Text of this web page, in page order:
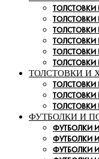
ТОЛСТОВКИ
ТОЛСТОВКИ
ТОЛСТОВКИ
ТОЛСТОВКИ
ТОЛСТОВКИ
ТОЛСТОВКИ
ТОЛСТОВКИ И
ТОЛСТОВКИ
ТОЛСТОВКИ
ТОЛСТОВКИ
ФУТБОЛКИ И
ФУТБОЛКИ
ФУТБОЛКИ И
ФУТБОЛКИ